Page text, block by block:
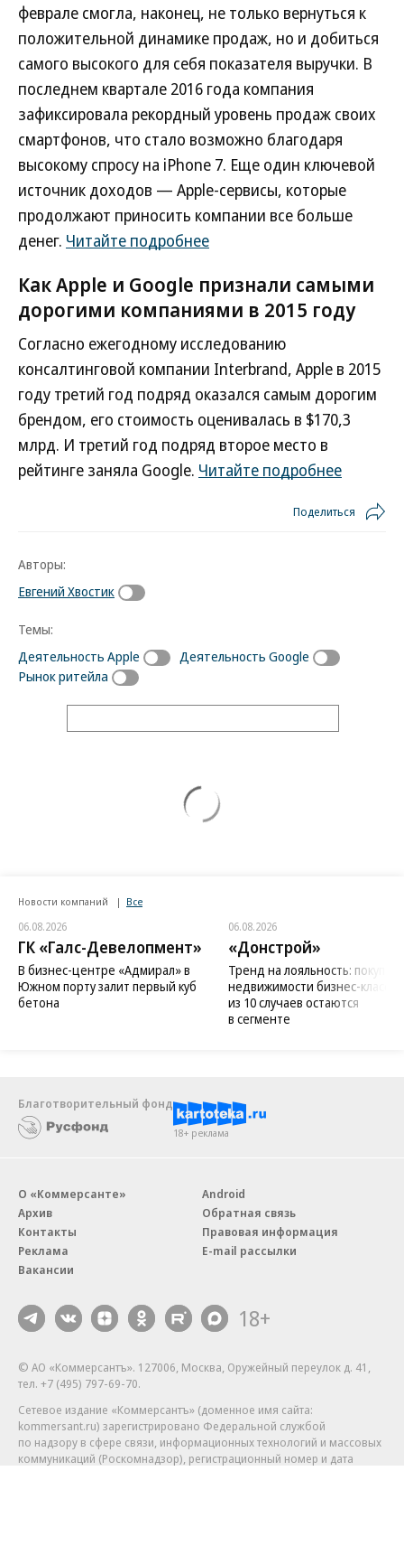
феврале смогла, наконец, не только вернуться к
положительной динамике продаж, но и добиться
самого высокого для себя показателя выручки. В
последнем квартале 2016 года компания
зафиксировала рекордный уровень продаж своих
смартфонов, что стало возможно благодаря
высокому спросу на iPhone 7. Еще один ключевой
источник доходов — Apple-сервисы, которые
продолжают приносить компании все больше
денег. Читайте подробнее
Как Apple и Google признали самыми
дорогими компаниями в 2015 году
Согласно ежегодному исследованию
консалтинговой компании Interbrand, Apple в 2015
году третий год подряд оказался самым дорогим
брендом, его стоимость оценивалась в $170,3
млрд. И третий год подряд второе место в
рейтинге заняла Google. Читайте подробнее
Поделиться
Авторы:
Евгений Хвостик
Темы:
Деятельность Apple
Деятельность Google
Рынок ритейла
Новости компаний Все
06.08.2026
ГК «Галс-Девелопмент»
В бизнес-центре «Адмирал» в
Южном порту залит первый куб
бетона
06.08.2026
«Донстрой»
Тренд на лояльность:
недвижимости бизнес-класса
из 10 случаев остаются
в сегменте
Благотворительный фонд
18+ реклама
О «Коммерсанте»
Архив
Контакты
Реклама
Вакансии
Android
Обратная связь
Правовая информация
E-mail рассылки
18+
© АО «Коммерсантъ». 127006, Москва, Оружейный переулок д. 41,
тел. +7 (495) 797-69-70.
Сетевое издание «Коммерсантъ» (доменное имя сайта:
kommersant.ru) зарегистрировано Федеральной службой
по надзору в сфере связи, информационных технологий и массовых
коммуникаций (Роскомнадзор), регистрационный номер и дата